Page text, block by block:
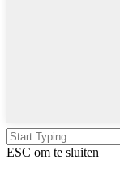
ESC om te sluiten